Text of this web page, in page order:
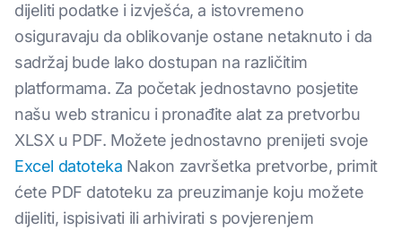
dijeliti podatke i izvješća, a istovremeno
osiguravaju da oblikovanje ostane netaknuto i da
sadržaj bude lako dostupan na različitim
platformama. Za početak jednostavno posjetite
našu web stranicu i pronađite alat za pretvorbu
XLSX u PDF. Možete jednostavno prenijeti svoje
Excel datoteka Nakon završetka pretvorbe, primit
ćete PDF datoteku za preuzimanje koju možete
dijeliti, ispisivati ili arhivirati s povjerenjem